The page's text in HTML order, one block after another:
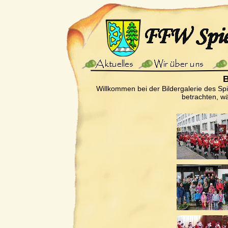
Willkommen bei der Bildergalerie des
betrachten,